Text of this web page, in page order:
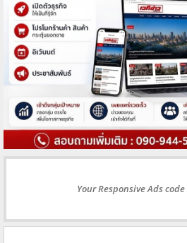
Your Responsive Ads